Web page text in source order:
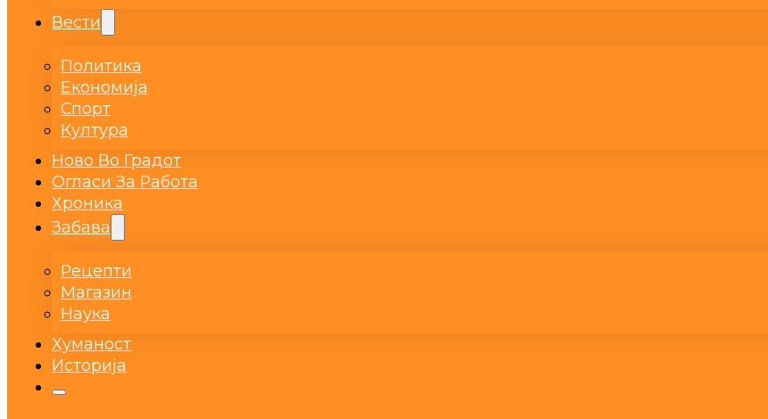
Вести
Политика
Економија
Спорт
Култура
Ново Во Градот
Огласи За Работа
Хроника
Забава
Рецепти
Магазин
Наука
Хуманост
Историја